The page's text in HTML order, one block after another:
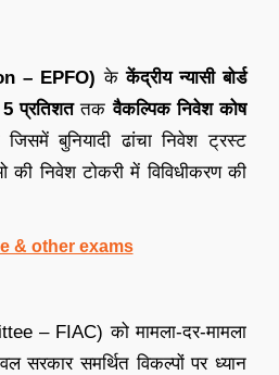
– EPFO) केकेंद्रीय न्यासी बोर्ड
प्रतिशततकवैकल्पिक निवेश कोष
बुनियादी ढांचा निवेश ट्रस्ट
निवेश टोकरी में विविधीकरण की
& other exams
– FIAC) को मामला-दर-मामला
सरकार समर्थित विकल्पों पर ध्यान